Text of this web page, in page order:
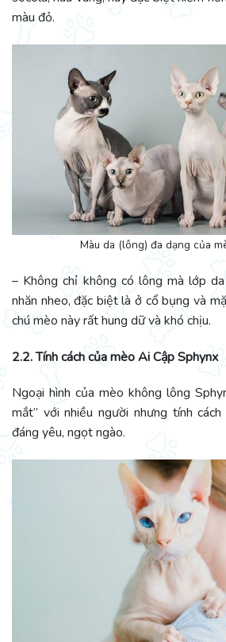
màu đỏ.
Màu da (lông) đa dạng của
– Không chỉ không có lông mà lớp
nhăn nheo, đặc biệt là ở cổ bụng và
chú mèo này rất hung dữ và khó chịu.
2.2. Tính cách của mèo Ai Cập Sphynx
Ngoại hình của mèo không lông
mắt” với nhiều người nhưng tính
đáng yêu, ngọt ngào.